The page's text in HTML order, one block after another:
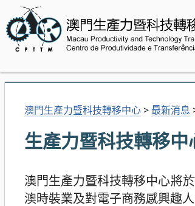
澳門生產力暨科技轉移中心> 最新消息
生產力暨科技轉移
澳門生產力暨科技轉移中心將
澳時裝業及對電子商務感興趣